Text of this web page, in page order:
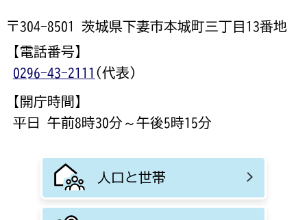
〒304-8501 茨城県下妻市本城町三丁目13番地
【電話番号】
0296-43-2111 (代表)
【開庁時間】
平日 午前8時30分～午後5時15分
人口と世帯